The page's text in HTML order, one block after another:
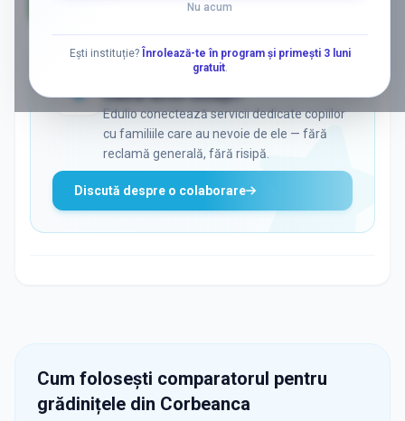
Nu acum
Ești instituție?
Înrolează-te în program și primești 3 luni
gratuit.
Vrei să ajungi la părinții care
caută activ soluții?
Edulio conectează servicii dedicate copiilor
cu familiile care au nevoie de ele — fără
reclamă generală, fără risipă.
Discută despre o colaborare
Cum folosești comparatorul pentru
grădinițele din Corbeanca